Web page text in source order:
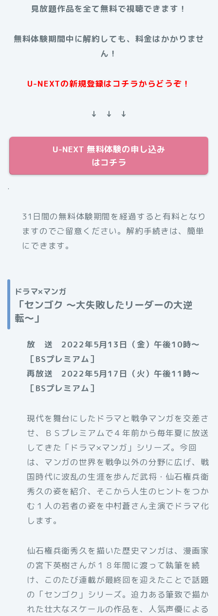
見放題作品を全て無料で視聴できます！
無料体験期間中に解約しても、料金はかかりませ
ん！
U-NEXTの新規登録はコチラからどうぞ！
↓ ↓ ↓
U-NEXT 無料体験の申し込み
はコチラ
.
31日間の無料体験期間を経過すると有料となり
ますのでご留意ください。解約手続きは、簡単
にできます。
ドラマ×マンガ
「センゴク 〜大失敗したリーダーの大逆
転〜」
放 送 2022年5月13日（金）午後10時〜
［BSプレミアム］
再放送 2022年5月17日（火）午後11時〜
［BSプレミアム］
現代を舞台にしたドラマと戦争マンガを交差さ
せ、ＢＳプレミアムで４年前から毎年夏に放送
してきた「ドラマ×マンガ」シリーズ。今回
は、マンガの世界を戦争以外の分野に広げ、戦
国時代に波乱の生涯を歩んだ武将・仙石権兵衛
秀久の姿を紹介、そこから人生のヒントをつか
む１人の若者の姿を中村蒼さん主演でドラマ化
します。
仙石権兵衛秀久を描いた歴史マンガは、漫画家
の宮下英樹さんが１８年間に渡って執筆を続
け、このたび連載が最終回を迎えたことで話題
の「センゴク」シリーズ。迫力ある筆致で描か
れた壮大なスケールの作品を、人気声優による